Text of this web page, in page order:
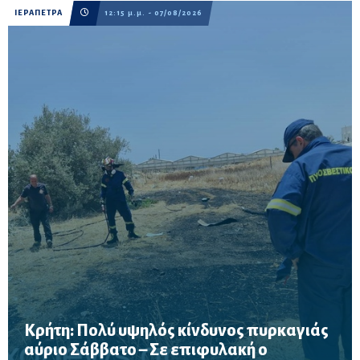
ΙΕΡΑΠΕΤΡΑ 12:15 μ.μ. - 07/08/2026
Κρήτη: Πολύ υψηλός κίνδυνος πυρκαγιάς
αύριο Σάββατο – Σε επιφυλακή ο
Σε επιφυλακή ο μηχανισμός Πολιτικής Προστασίας λόγω πολύ